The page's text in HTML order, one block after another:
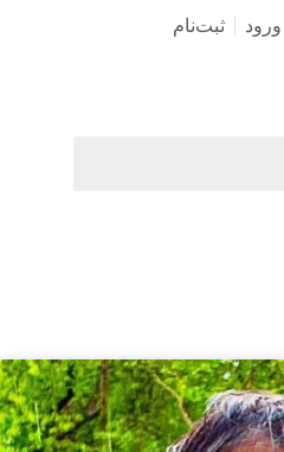
ورود ثبت‌نام